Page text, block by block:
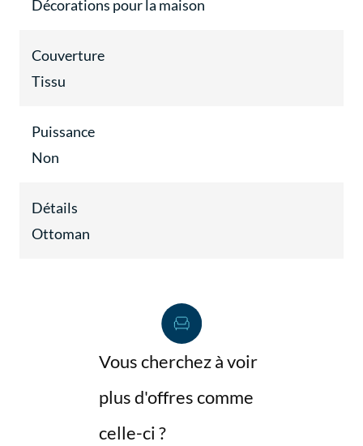
Décorations pour la maison
Couverture
Tissu
Puissance
Non
Détails
Ottoman
Vous cherchez à voir
plus d'offres comme
celle-ci ?